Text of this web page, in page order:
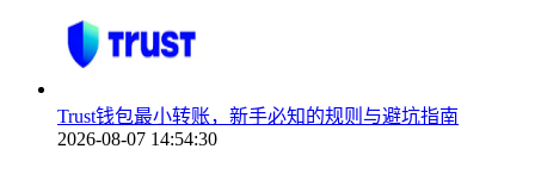
Trust钱包最小转账，新手必知的规则与避坑指南
2026-08-07 14:54:30